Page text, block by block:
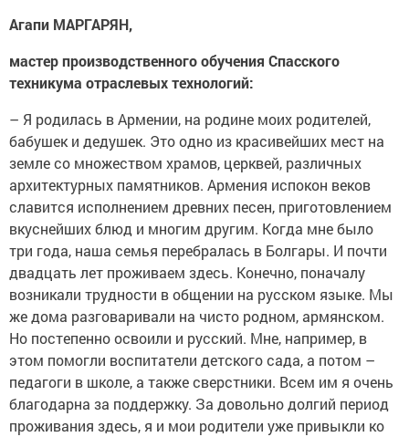
Агапи МАРГАРЯН,
мастер производственного обучения Спасского
техникума отраслевых технологий:
– Я родилась в Армении, на родине моих родителей,
бабушек и дедушек. Это одно из красивейших мест на
земле со множеством храмов, церквей, различных
архитектурных памятников. Армения испокон веков
славится исполнением древних песен, приготовлением
вкуснейших блюд и многим другим. Когда мне было
три года, наша семья перебралась в Болгары. И почти
двадцать лет проживаем здесь. Конечно, поначалу
возникали трудности в общении на русском языке. Мы
же дома разговаривали на чисто родном, армянском.
Но постепенно освоили и русский. Мне, например, в
этом помогли воспитатели детского сада, а потом –
педагоги в школе, а также сверстники. Всем им я очень
благодарна за поддержку. За довольно долгий период
проживания здесь, я и мои родители уже привыкли ко